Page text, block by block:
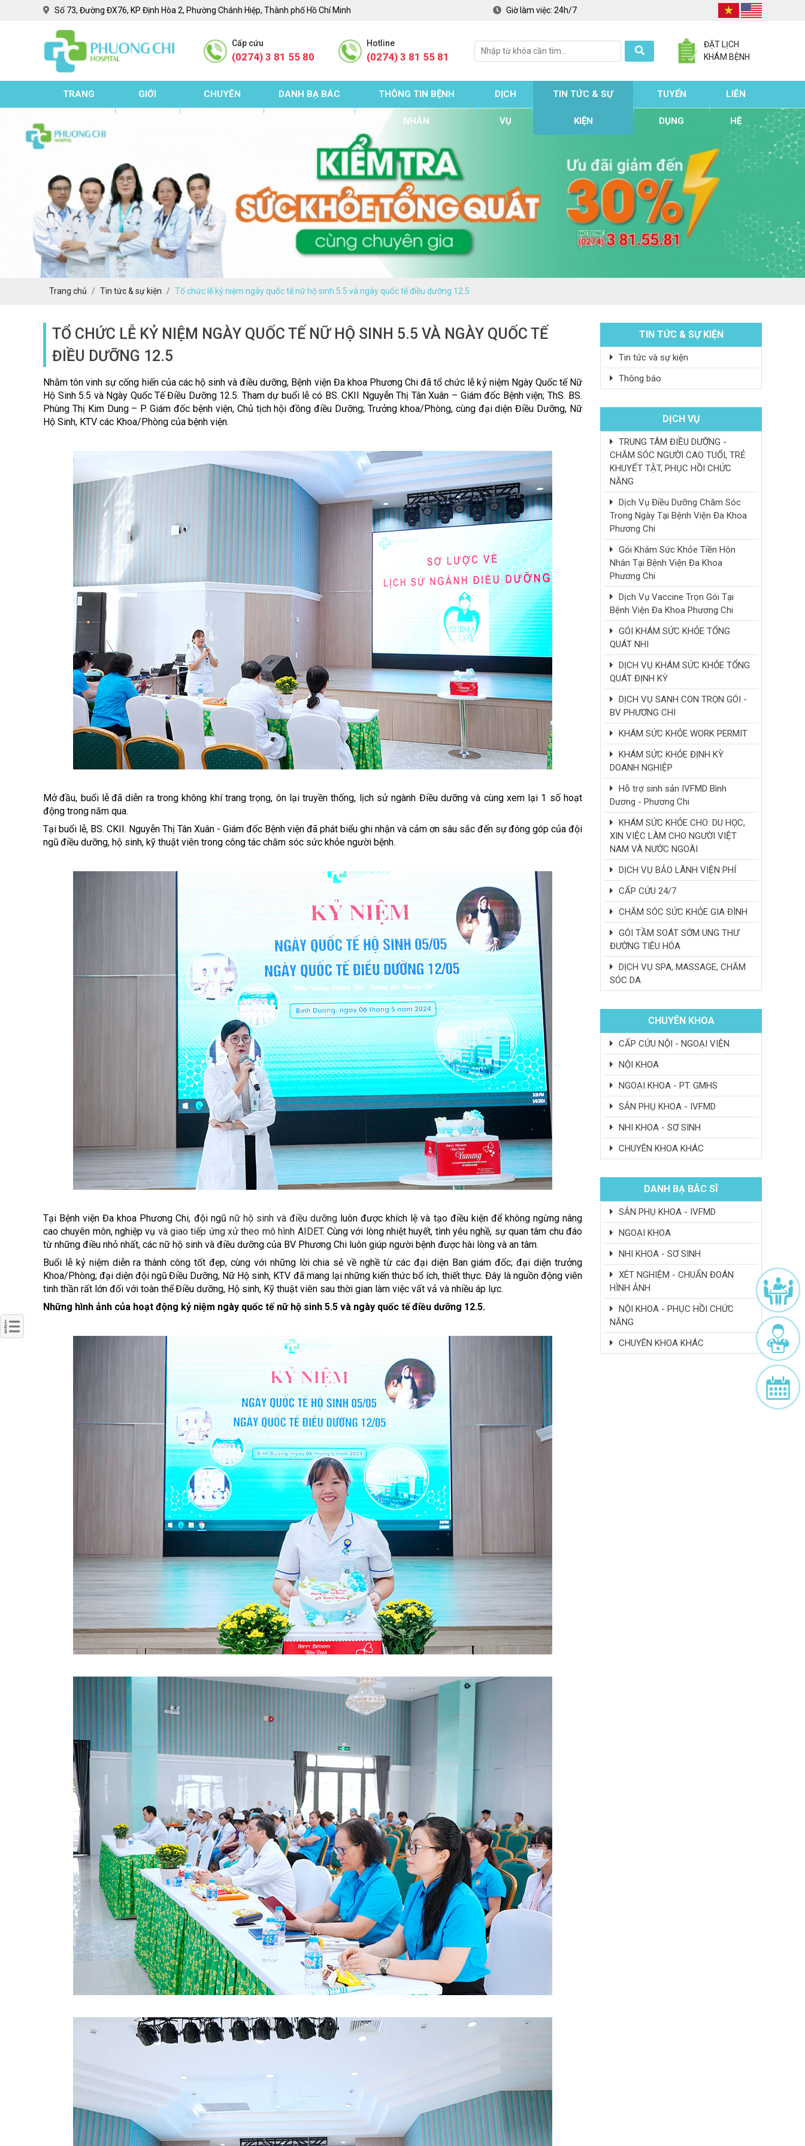
Số 73, Đường ĐX76, KP Định Hòa 2, Phường Chánh Hiệp, Thành phố Hồ Chí Minh Giờ làm việc: 24h/7
Cấp cứu
(0274) 3 81 55 80
Hotline
(0274) 3 81 55 81
ĐẶT LỊCH
KHÁM BỆNH
TRANG GIỚI CHUYÊN DANH BẠ BÁC THÔNG TIN BỆNH
NHÂN
DỊCH
VỤ
TIN TỨC & SỰ
KIỆN
TUYỂN
DỤNG
LIÊN
HỆ
Trang chủ Tin tức & sự kiện Tổ chức lễ kỷ niệm ngày quốc tế nữ hộ sinh 5.5 và ngày quốc tế điều dưỡng 12.5
TỔ CHỨC LỄ KỶ NIỆM NGÀY QUỐC TẾ NỮ HỘ SINH 5.5 VÀ NGÀY QUỐC TẾ
ĐIỀU DƯỠNG 12.5
Nhằm tôn vinh sự cống hiến của các hộ sinh và điều dưỡng, Bệnh viện Đa khoa Phương Chiđã tổ chức lễ kỷniệm Ngày Quốc tếNữ
Hộ Sinh 5.5 và Ngày Quốc TếĐiều Dưỡng 12.5. Tham dự buổi lễ có BS. CKII Nguyễn Thị Tân Xuân – Giámđốc Bệnh viện; ThS. BS.
Phùng Thị Kim Dung – P. Giámđốc bệnh viện, Chủ tịch hộiđồngđiều Dưỡng; Trưởng khoa/Phòng, cùng đại diệnĐiều Dưỡng, Nữ
Hộ Sinh, KTV các Khoa/Phòng của bệnh viện.
Mở đầu, buổi lễ đã diễn ra trong không khí trang trọng, ôn lại truyền thống, lịch sử ngành Điều dưỡng và cùng xem lại 1 sốhoạt
động trong năm qua.
Tại buổi lễ, BS. CKII. Nguyễn Thị Tân Xuân - Giám đốc Bệnh viện đã phát biểu ghi nhận và cảm ơn sâu sắc đến sựđóng góp của đội
ngũ điều dưỡng, hộ sinh, kỹ thuật viên trong công tác chăm sóc sức khỏe người bệnh.
Tại Bệnh viện Đa khoa Phương Chi, đội ngũ nữ hộ sinh và điều dưỡng luôn được khích lệ và tạo điều kiện để không ngừng nâng
cao chuyên môn, nghiệp vụ và giao tiếp ứng xử theo mô hình AIDET. Cùng với lòng nhiệt huyết, tình yêu nghề, sự quan tâm chu đáo
từ những điều nhỏ nhất, các nữ hộ sinh và điều dưỡng của BV Phương Chi luôn giúp người bệnh được hài lòng và an tâm.
Buổi lễkỷniệm diễn ra thành công tốtđẹp, cùng với những lời chia sẻ về nghề từ các đại diện Ban giámđốc;đại diện trưởng
Khoa/Phòng;đại diệnđội ngũ Điều Dưỡng, Nữ Hộ sinh, KTV đã mang lại những kiến thức bổích, thiết thực. Đây là nguồnđộng viên
tinh thần rất lớn đối với toàn thểĐiều dưỡng, Hộ sinh, Kỹ thuật viên sau thời gian làm việc vất vả và nhiều áp lực.
Những hình ảnh của hoạt động kỷ niệm ngày quốc tếnữhộ sinh 5.5 và ngày quốc tếđiều dưỡng 12.5.
TIN TỨC & SỰ KIỆN
Tin tức và sự kiện
Thông báo
DỊCH VỤ
TRUNG TÂM ĐIỀU DƯỠNG -
CHĂM SÓC NGƯỜI CAO TUỔI, TRẺ
KHUYẾT TẬT, PHỤC HỒI CHỨC
NĂNG
Dịch Vụ Điều Dưỡng Chăm Sóc
Trong Ngày Tại Bệnh Viện Đa Khoa
Phương Chi
Gói Khám Sức Khỏe Tiền Hôn
Nhân Tại Bệnh Viện Đa Khoa
Phương Chi
Dịch Vụ Vaccine Trọn Gói Tại
Bệnh Viện Đa Khoa Phương Chi
GÓI KHÁM SỨC KHỎE TỔNG
QUÁT NHI
DỊCH VỤ KHÁM SỨC KHỎE TỔNG
QUÁT ĐỊNH KỲ
DỊCH VỤ SANH CON TRỌN GÓI -
BV PHƯƠNG CHI
KHÁM SỨC KHỎE WORK PERMIT
KHÁM SỨC KHỎE ĐỊNH KỲ
DOANH NGHIỆP
Hỗ trợ sinh sản IVFMD Bình
Dương - Phương Chi
KHÁM SỨC KHỎE CHO: DU HỌC,
XIN VIỆC LÀM CHO NGƯỜI VIỆT
NAM VÀ NƯỚC NGOÀI
DỊCH VỤ BẢO LÃNH VIỆN PHÍ
CẤP CỨU 24/7
CHĂM SÓC SỨC KHỎE GIA ĐÌNH
GÓI TẦM SOÁT SỚM UNG THƯ
ĐƯỜNG TIÊU HÓA
DỊCH VỤ SPA, MASSAGE, CHĂM
SÓC DA
CHUYÊN KHOA
CẤP CỨU NỘI - NGOẠI VIỆN
NỘI KHOA
NGOẠI KHOA - PT. GMHS
SẢN PHỤ KHOA - IVFMD
NHI KHOA - SƠ SINH
CHUYÊN KHOA KHÁC
DANH BẠ BÁC SĨ
SẢN PHỤ KHOA - IVFMD
NGOẠI KHOA
NHI KHOA - SƠ SINH
XÉT NGHIỆM - CHUẨN ĐOÁN
HÌNH ẢNH
NỘI KHOA - PHỤC HỒI CHỨC
NĂNG
CHUYÊN KHOA KHÁC